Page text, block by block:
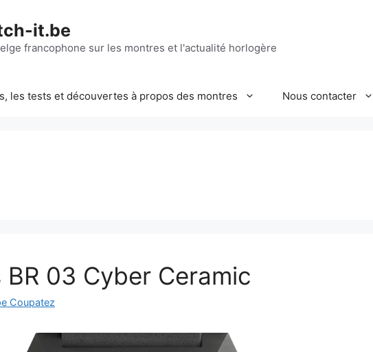
it.be
francophone sur les montres et l'actualité horlogère
les tests et découvertes à propos des montres Nous contacter
BR 03 Cyber Ceramic
Coupatez